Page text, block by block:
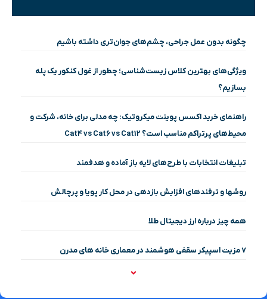
چگونه بدون عمل جراحی، چشم‌های جوان‌تری داشته باشیم
ویژگی‌های بهترین کلاس زیست‌شناسی؛ چطور از غول کنکور یک پله
بسازیم؟
راهنمای خرید اکسس پوینت میکروتیک: چه مدلی برای خانه، شرکت و
محیط‌های پرتراکم مناسب است؟ Cat4 vs Cat6 vs Cat12
تبلیغات انتخابات با طرح‌های لایه باز آماده و هدفمند
روشها و ترفندهای افزایش بازدهی در محل کار پویا و پرچالش
همه چیز درباره ارز دیجیتال طلا
۷ مزیت اسپیکر سقفی هوشمند در معماری خانه‌ های مدرن